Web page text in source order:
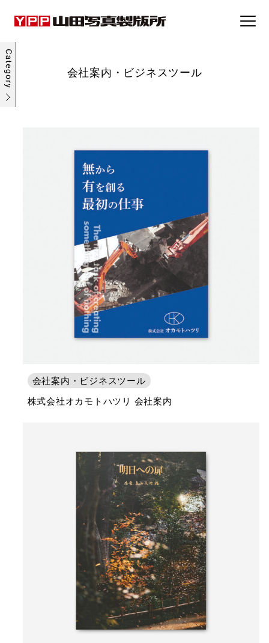
事例集
採用情報
お問い合わせ
会社案内・ビジネスツール
会社案内・ビジネスツール
株式会社オカモトハツリ 会社案内